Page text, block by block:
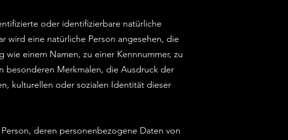
oder identifizierbare natürliche
wird eine natürliche Person angesehen, die
einem Namen, zu einer Kennnummer, zu
besonderen Merkmalen, die Ausdruck der
kulturellen oder sozialen Identität dieser
deren personenbezogene Daten von